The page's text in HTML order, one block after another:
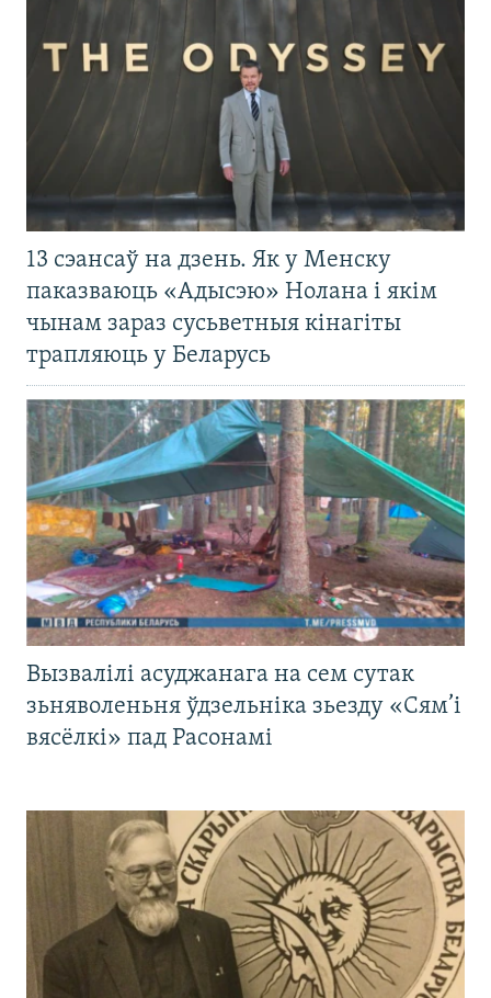
13 сэансаў на дзень. Як у Менску
паказваюць «Адысэю» Нолана і якім
чынам зараз сусьветныя кінагіты
трапляюць у Беларусь
Вызвалілі асуджанага на сем сутак
зьняволеньня ўдзельніка зьезду «Сям’і
вясёлкі» пад Расонамі